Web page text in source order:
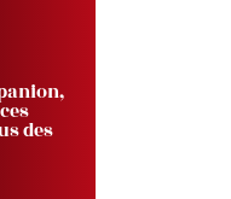
des